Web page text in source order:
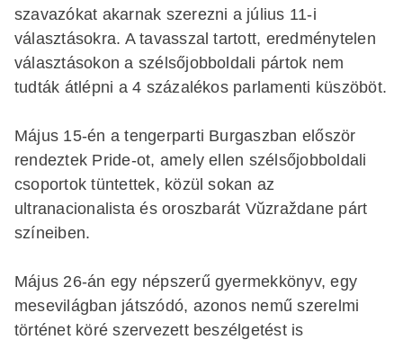
szavazókat akarnak szerezni a július 11-i
választásokra. A tavasszal tartott, eredménytelen
választásokon a szélsőjobboldali pártok nem
tudták átlépni a 4 százalékos parlamenti küszöböt.
Május 15-én a tengerparti Burgaszban először
rendeztek Pride-ot, amely ellen szélsőjobboldali
csoportok tüntettek, közül sokan az
ultranacionalista és oroszbarát Vŭzraždane párt
színeiben.
Május 26-án egy népszerű gyermekkönyv, egy
mesevilágban játszódó, azonos nemű szerelmi
történet köré szervezett beszélgetést is